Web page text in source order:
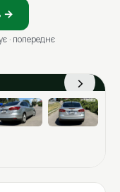
→
· попереднє
›